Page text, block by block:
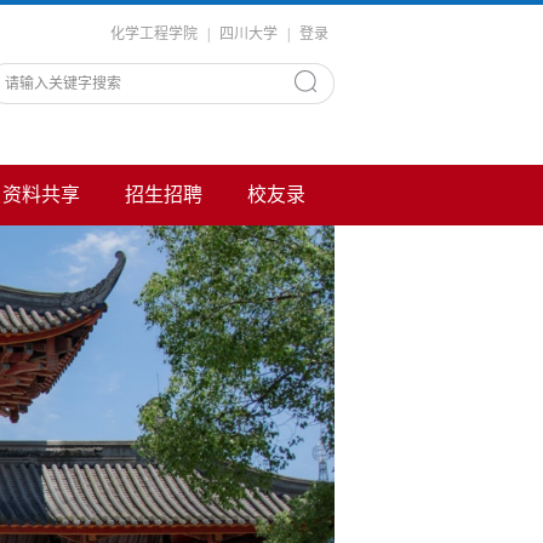
化学工程学院 四川大学 登录
资料共享 招生招聘 校友录